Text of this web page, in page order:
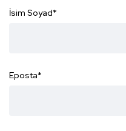
İsim Soyad*
Eposta*